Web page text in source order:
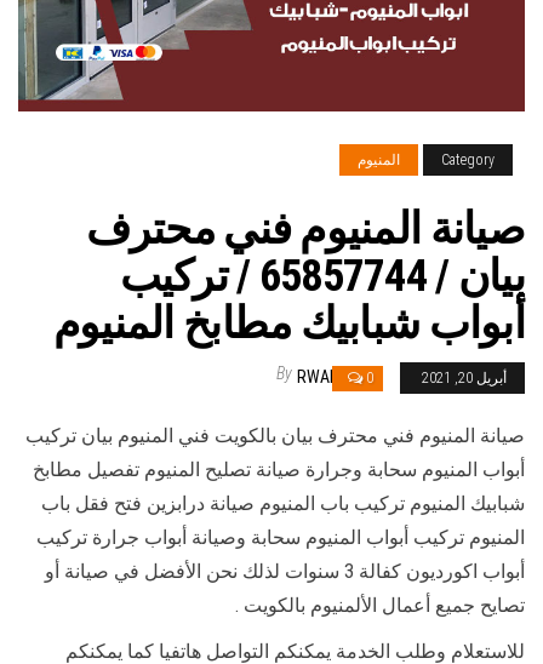
Category المنيوم
صيانة المنيوم فني محترف
بيان / 65857744 / تركيب
أبواب شبابيك مطابخ المنيوم
أبريل 20, 2021 0
By RWAN
صيانة المنيوم فني محترف بيان بالكويت فني المنيوم بيان تركيب
أبواب المنيوم سحابة وجرارة صيانة تصليح المنيوم تفصيل مطابخ
شبابيك المنيوم تركيب باب المنيوم صيانة درابزين فتح فقل باب
المنيوم تركيب أبواب المنيوم سحابة وصيانة أبواب جرارة تركيب
أبواب اكورديون كفالة 3 سنوات لذلك نحن الأفضل في صيانة أو
تصايح جميع أعمال الألمنيوم بالكويت .
للاستعلام وطلب الخدمة يمكنكم التواصل هاتفيا كما يمكنكم